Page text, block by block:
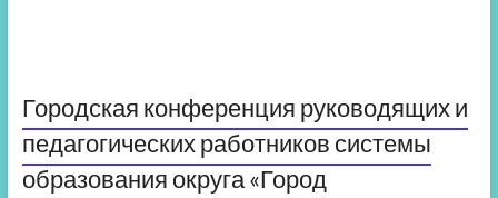
Городская конференция руководящих и
педагогических работников системы
образования округа «Город